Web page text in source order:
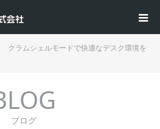
クラムシェルモードで快適なデスク環境を
ブログ